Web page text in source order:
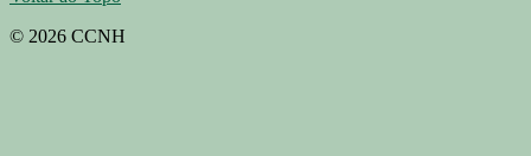
© 2026 CCNH